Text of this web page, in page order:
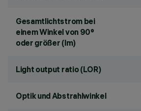
Gesamtlichtstrom bei
einem Winkel von 90°
oder größer (lm)
Light output ratio (LOR)
Optik und Abstrahlwinkel